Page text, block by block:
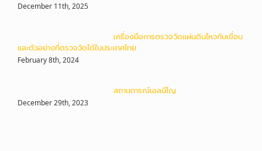
December 11th, 2025
เครื่องมือการตรวจวัดแผ่นดินไหวกับเขื่อน
และตัวอย่างที่ตรวจวัดได้ในประเทศไทย
February 8th, 2024
สถานการณ์เอลนีโญ
December 29th, 2023